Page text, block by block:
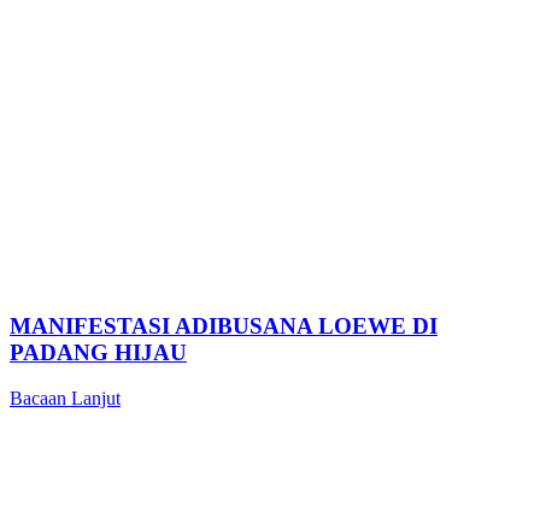
MANIFESTASI ADIBUSANA LOEWE DI
PADANG HIJAU
Bacaan Lanjut